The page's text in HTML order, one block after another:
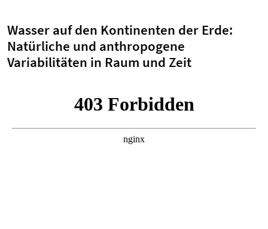
Wasser auf den Kontinenten der Erde:
Natürliche und anthropogene
Variabilitäten in Raum und Zeit